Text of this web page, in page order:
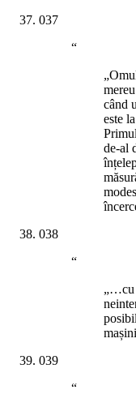
037
“
când
este
de-al
038
“
„…cu
039
“